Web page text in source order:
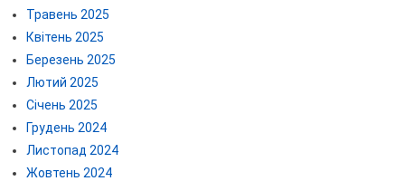
Травень 2025
Квітень 2025
Березень 2025
Лютий 2025
Січень 2025
Грудень 2024
Листопад 2024
Жовтень 2024